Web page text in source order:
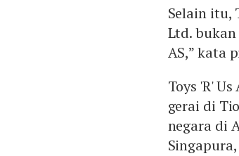
Selain itu,
Ltd. bukan
AS,” kata
Toys 'R'
gerai di
negara di